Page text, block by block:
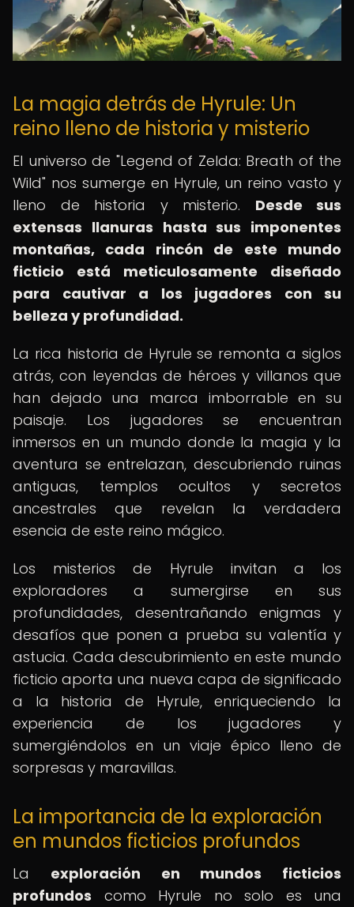
La magia detrás de Hyrule: Un
reino lleno de historia y misterio
El universo de "Legend of Zelda: Breath of the
Wild" nos sumerge en Hyrule, un reino vasto y
lleno de historia y misterio. Desde sus
extensas llanuras hasta sus imponentes
montañas, cada rincón de este mundo
ficticio está meticulosamente diseñado
para cautivar a los jugadores con su
belleza y profundidad.
La rica historia de Hyrule se remonta a siglos
atrás, con leyendas de héroes y villanos que
han dejado una marca imborrable en su
paisaje. Los jugadores se encuentran
inmersos en un mundo donde la magia y la
aventura se entrelazan, descubriendo ruinas
antiguas, templos ocultos y secretos
ancestrales que revelan la verdadera
esencia de este reino mágico.
Los misterios de Hyrule invitan a los
exploradores a sumergirse en sus
profundidades, desentrañando enigmas y
desafíos que ponen a prueba su valentía y
astucia. Cada descubrimiento en este mundo
ficticio aporta una nueva capa de significado
a la historia de Hyrule, enriqueciendo la
experiencia de los jugadores y
sumergiéndolos en un viaje épico lleno de
sorpresas y maravillas.
La importancia de la exploración
en mundos ficticios profundos
La exploración en mundos ficticios
profundos como Hyrule no solo es una